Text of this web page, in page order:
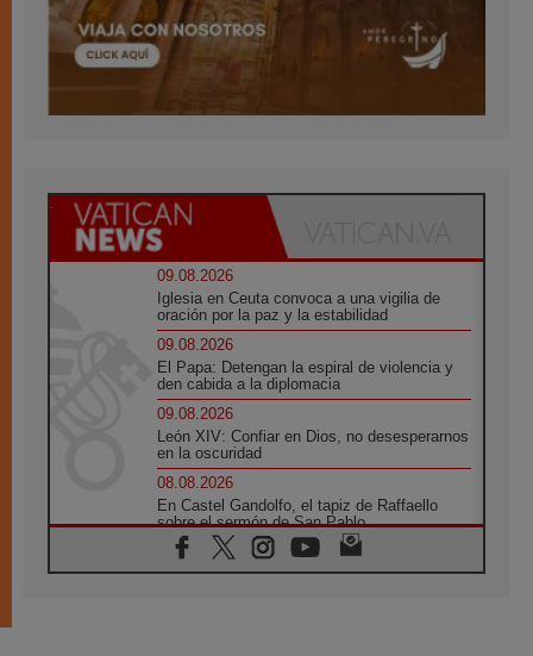
09.08.2026
Iglesia en Ceuta convoca a una vigilia de
oración por la paz y la estabilidad
09.08.2026
El Papa: Detengan la espiral de violencia y
den cabida a la diplomacia
09.08.2026
León XIV: Confiar en Dios, no desesperarnos
en la oscuridad
08.08.2026
En Castel Gandolfo, el tapiz de Raffaello
sobre el sermón de San Pablo
08.08.2026
En Colombia, «la paz no se compra con una